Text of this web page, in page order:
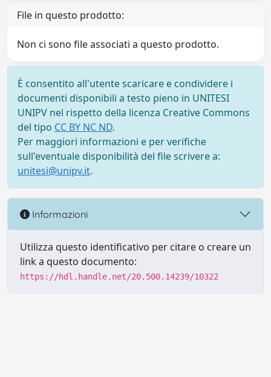
File in questo prodotto:
Non ci sono file associati a questo prodotto.
È consentito all'utente scaricare e condividere i
documenti disponibili a testo pieno in UNITESI
UNIPV nel rispetto della licenza Creative Commons
del tipo CC BY NC ND.
Per maggiori informazioni e per verifiche
sull'eventuale disponibilità del file scrivere a:
unitesi@unipv.it.
Informazioni
Utilizza questo identificativo per citare o creare un
link a questo documento:
https://hdl.handle.net/20.500.14239/10322